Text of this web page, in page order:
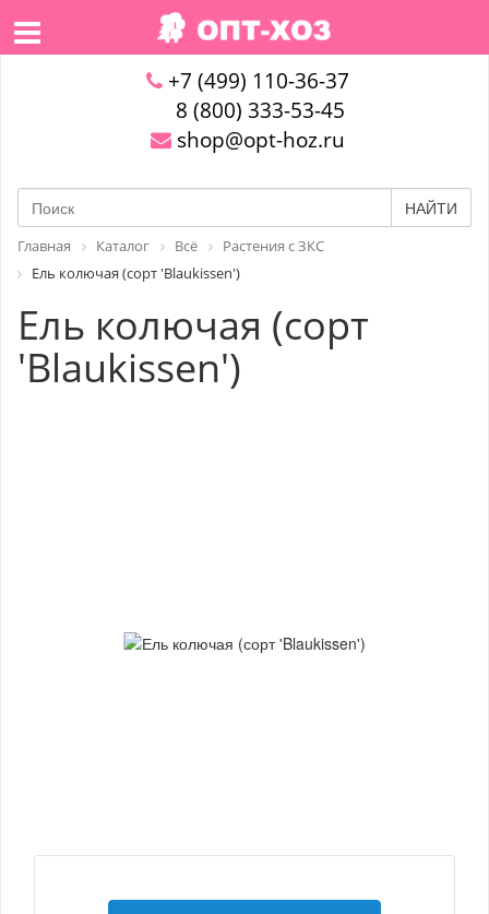
+7 (499) 110-36-37
8 (800) 333-53-45
shop@opt-hoz.ru
НАЙТИ
Главная Каталог Всё
Растения с ЗКС
Ель колючая (сорт 'Blaukissen')
Ель колючая (сорт
'Blaukissen')